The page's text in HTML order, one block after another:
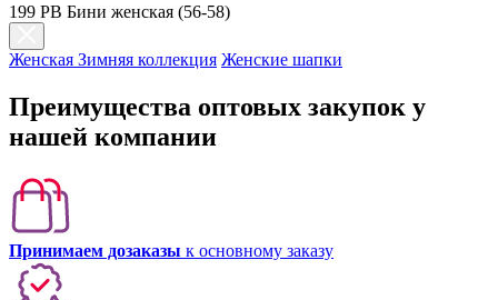
199 PB Бини женская (56-58)
Женская Зимняя коллекция Женские шапки
Преимущества оптовых закупок у
нашей компании
Принимаем дозаказы к основному заказу